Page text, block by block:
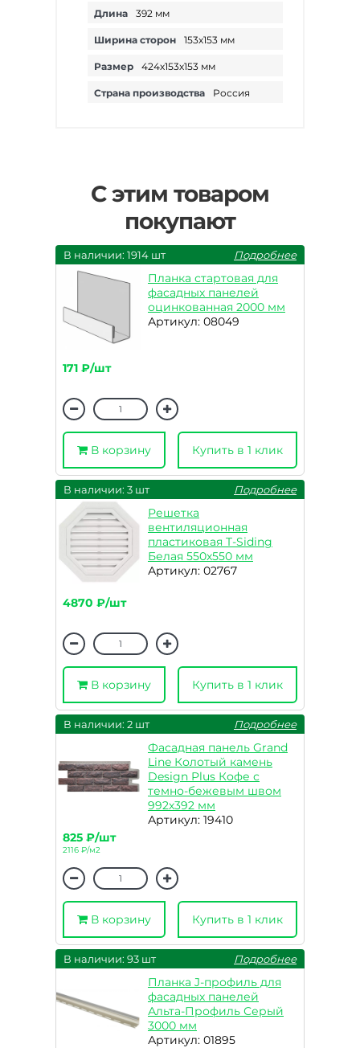
Длина 392 мм
Ширина сторон 153х153 мм
Размер 424х153х153 мм
Страна производства Россия
С этим товаром
покупают
В наличии: 1914 шт Подробнее
Планка стартовая для
фасадных панелей
оцинкованная 2000 мм
Артикул: 08049
171 ₽/шт
В корзину Купить в 1 клик
В наличии: 3 шт Подробнее
Решетка
вентиляционная
пластиковая T-Siding
Белая 550х550 мм
Артикул: 02767
4870 ₽/шт
В корзину Купить в 1 клик
В наличии: 2 шт Подробнее
Фасадная панель Grand
Line Колотый камень
Design Plus Кофе с
темно-бежевым швом
992х392 мм
Артикул: 19410
825 ₽/шт
2116 ₽/м2
В корзину Купить в 1 клик
В наличии: 93 шт Подробнее
Планка J-профиль для
фасадных панелей
Альта-Профиль Серый
3000 мм
Артикул: 01895